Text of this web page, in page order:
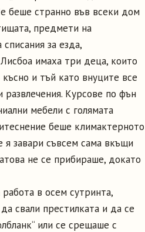
беше странно във всеки дом
предмети на
за езда,
имаха три деца, които
и тъй като внуците все
Курсове по фън
мебели с голямата
беше климактерното
завари съвсем сама вкъщи
не се прибираше, докато
в осем сутринта,
свали престилката и да се
или се срещаше с